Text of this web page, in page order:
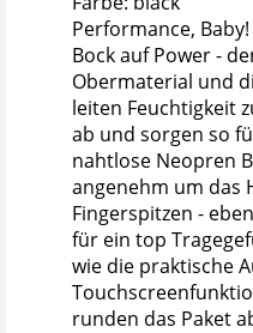
Performance,
Bock auf Power -
Obermaterial und
leiten Feuchtigkeit
ab und sorgen so
nahtlose Neopren
angenehm um das
Fingerspitzen -
für ein top
wie die praktische
runden das Paket